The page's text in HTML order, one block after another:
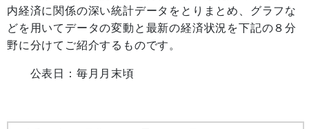
内経済に関係の深い統計データをとりまとめ、グラフな
どを用いてデータの変動と最新の経済状況を下記の８分
野に分けてご紹介するものです。
公表日：毎月月末頃